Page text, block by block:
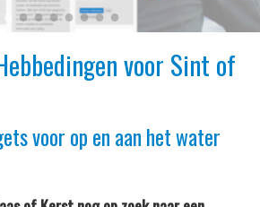
●●●● ●● ●
voor Sint of
voor op en aan het water